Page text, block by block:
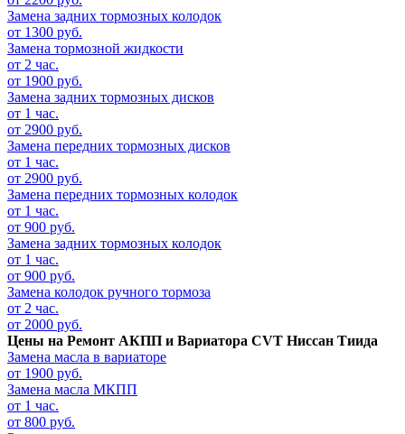
Замена задних тормозных колодок
от 1300 руб.
Замена тормозной жидкости
от 2 час.
от 1900 руб.
Замена задних тормозных дисков
от 1 час.
от 2900 руб.
Замена передних тормозных дисков
от 1 час.
от 2900 руб.
Замена передних тормозных колодок
от 1 час.
от 900 руб.
Замена задних тормозных колодок
от 1 час.
от 900 руб.
Замена колодок ручного тормоза
от 2 час.
от 2000 руб.
Цены на Ремонт АКПП и Вариатора CVT Ниссан Тиида
Замена масла в вариаторе
от 1900 руб.
Замена масла МКПП
от 1 час.
от 800 руб.